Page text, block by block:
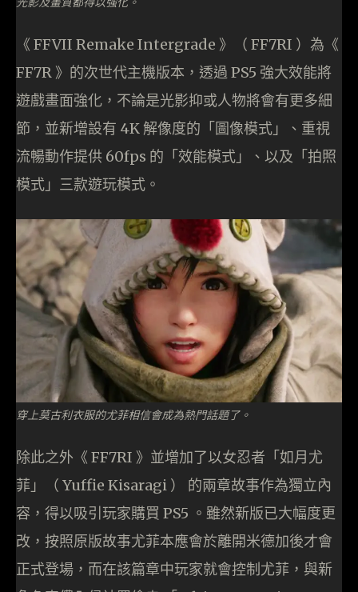
《 FFVII Remake Intergrade 》（ FF7RI ）為《
FF7R 》的次世代主機版本，透過 PS5 強大效能將
遊戲畫面強化，不論是光影抑或人物將會有更多細
節，並新增設有 4K 解像度的「圖像模式」、重視
流暢動作提供 60fps 的「效能模式」、以及「拍照
模式」三款遊玩模式。
穿上莫古利衣服的尤菲相信會成為熱門話題了。
除此之外《 FF7RI 》並增加了以女忍者「如月尤
菲」（ Yuffie Kisaragi ） 的兩章故事作為獨立內
容，得以吸引玩家購買 PS5 。雖然新版已大幅度更
改，按照原版故事尤菲本應會於離開米德加後才會
正式登場，而在該篇章中玩家就會控制尤菲，與新